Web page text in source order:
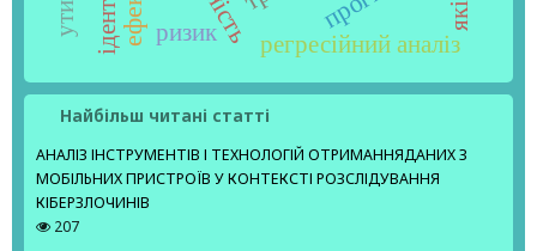
ризик регресійний аналіз
Найбільш читані статті
АНАЛІЗ ІНСТРУМЕНТІВ І ТЕХНОЛОГІЙ ОТРИМАННЯДАНИХ З
МОБІЛЬНИХ ПРИСТРОЇВ У КОНТЕКСТІ РОЗСЛІДУВАННЯ
КІБЕРЗЛОЧИНІВ
207